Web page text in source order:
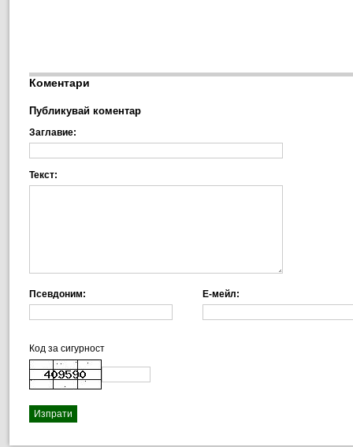
Коментари
Публикувай коментар
Заглавие:
Текст:
Псевдоним: Е-мейл:
Код за сигурност